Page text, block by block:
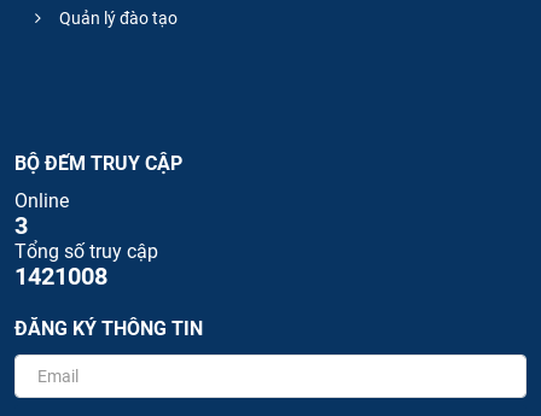
Quản lý đào tạo
BỘ ĐẾM TRUY CẬP
Online
3
Tổng số truy cập
1421008
ĐĂNG KÝ THÔNG TIN